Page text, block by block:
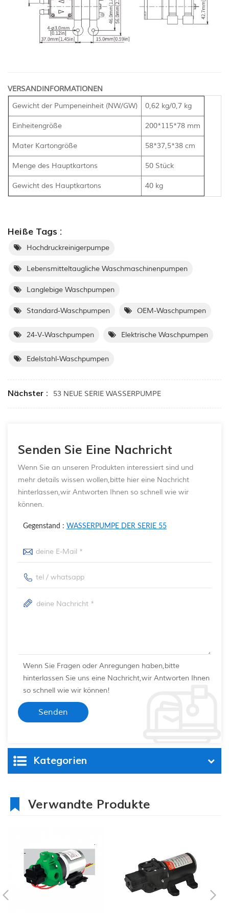
VERSANDINFORMATIONEN
Gewicht der Pumpeneinheit (NW/GW)
0,62 kg/0,7 kg
Einheitengröße 200*115*78 mm
Mater Kartongröße 58*37,5*38 cm
Menge des Hauptkartons 50 Stück
Gewicht des Hauptkartons 40 kg
Heiße Tags :
Hochdruckreinigerpumpe
Lebensmitteltaugliche Waschmaschinenpumpen
Langlebige Waschpumpen
Standard-Waschpumpen OEM-Waschpumpen
24-V-Waschpumpen Elektrische Waschpumpen
Edelstahl-Waschpumpen
Nächster : 53 NEUE SERIE WASSERPUMPE
Senden Sie Eine Nachricht
Wenn Sie an unseren Produkten interessiert sind und
mehr details wissen wollen,bitte hier eine Nachricht
hinterlassen,wir Antworten Ihnen so schnell wie wir
können.
Gegenstand : WASSERPUMPE DER SERIE 55
Wenn Sie Fragen oder Anregungen haben,bitte
hinterlassen Sie uns eine Nachricht,wir Antworten Ihnen
so schnell wie wir können!
Kategorien
Verwandte Produkte